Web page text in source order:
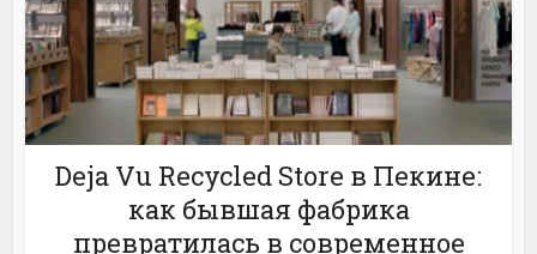
Deja Vu Recycled Store в Пекине:
как бывшая фабрика
превратилась в современное